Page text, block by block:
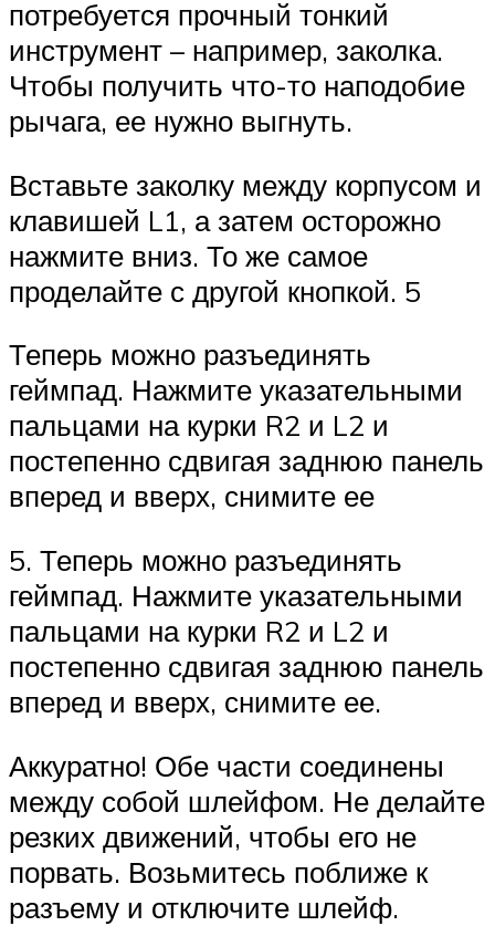
потребуется прочный тонкий
инструмент – например, заколка.
Чтобы получить что-то наподобие
рычага, ее нужно выгнуть.
Вставьте заколку между корпусом и
клавишей L1, а затем осторожно
нажмите вниз. То же самое
проделайте с другой кнопкой. 5
Теперь можно разъединять
геймпад. Нажмите указательными
пальцами на курки R2 и L2 и
постепенно сдвигая заднюю панель
вперед и вверх, снимите ее
5. Теперь можно разъединять
геймпад. Нажмите указательными
пальцами на курки R2 и L2 и
постепенно сдвигая заднюю панель
вперед и вверх, снимите ее.
Аккуратно! Обе части соединены
между собой шлейфом. Не делайте
резких движений, чтобы его не
порвать. Возьмитесь поближе к
разъему и отключите шлейф.